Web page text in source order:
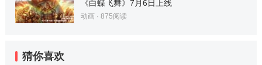
《白蝶飞舞》7月6日上线
动画· 875阅读
猜你喜欢